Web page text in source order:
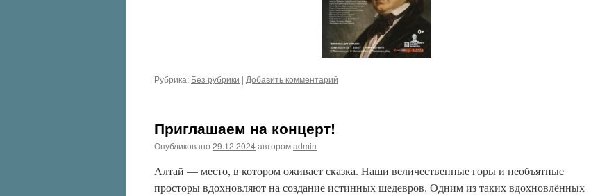
Рубрика: Без рубрики | Добавить комментарий
Приглашаем на концерт!
Опубликовано 29.12.2024авторомadmin
Алтай — место, в котором оживает сказка. Наши величественные горы и необъятные
просторы вдохновляют на создание истинных шедевров. Одним из таких вдохновлённых